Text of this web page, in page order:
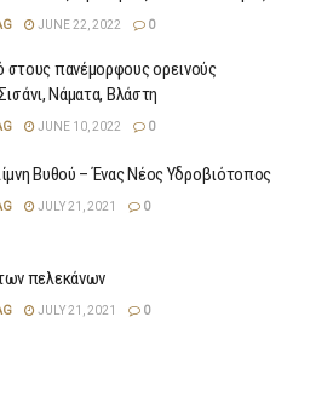
JUNE 22, 2022 0
στους πανέμορφους ορεινούς
Νάματα, Βλάστη
JUNE 10, 2022 0
Βυθού – Ένας Νέος Υδροβιότοπος
JULY 21, 2021 0
πελεκάνων
JULY 21, 2021 0